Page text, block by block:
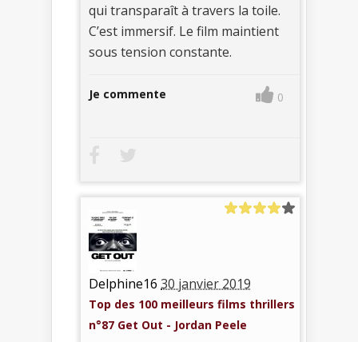
qui transparaît à travers la toile.
C’est immersif. Le film maintient
sous tension constante.
Je commente 0
Delphine16 30 janvier 2019
Top des 100 meilleurs films thrillers
n°87 Get Out - Jordan Peele